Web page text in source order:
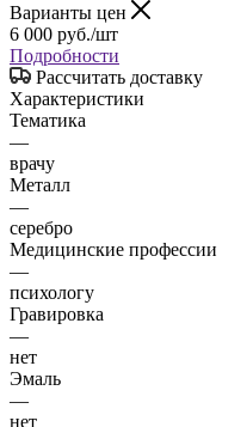
Варианты цен
6 000 руб./шт
Подробности
Рассчитать доставку
Характеристики
Тематика
—
врачу
Металл
—
серебро
Медицинские профессии
—
психологу
Гравировка
—
нет
Эмаль
—
нет